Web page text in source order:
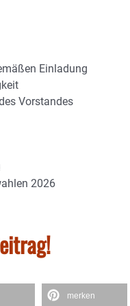
Einladung
Vorstandes
2026
merken